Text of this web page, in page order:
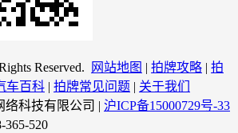
Reserved. 网站地图 | 拍牌攻略 | 拍
车百科 | 拍牌常见问题 | 关于我们
络科技有限公司 | 沪ICP备15000729号-33
365-520